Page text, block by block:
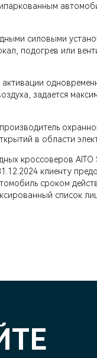
силовыми
подогрев или
задается
в области
кроссоверов
клиенту
сроком
список